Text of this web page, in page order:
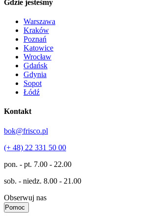
Gdzie jesteśmy
Warszawa
Kraków
Poznań
Katowice
Wrocław
Gdańsk
Gdynia
Sopot
Łódź
Kontakt
bok@frisco.pl
(+ 48) 22 331 50 00
pon. - pt. 7.00 - 22.00
sob. - niedz. 8.00 - 21.00
Obserwuj nas
Pomoc